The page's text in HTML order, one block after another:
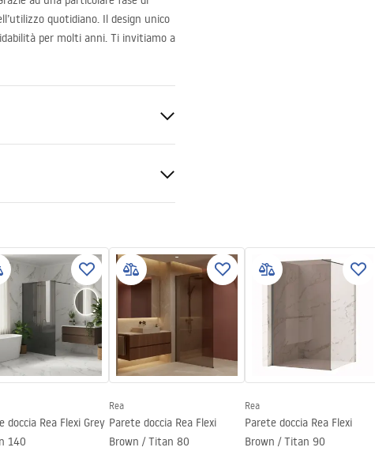
quotidiano. Il design unico
per molti anni. Ti invitiamo a
_5.pdf
doccia Rea Flexi Grey
140
Rea
Parete doccia Rea Flexi
Brown / Titan 80
Rea
Parete doccia Rea Flexi
Brown / Titan 90